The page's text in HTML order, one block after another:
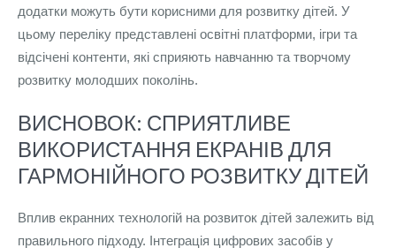
додатки можуть бути корисними для розвитку дітей. У
цьому переліку представлені освітні платформи, ігри та
відсічені контенти, які сприяють навчанню та творчому
розвитку молодших поколінь.
ВИСНОВОК: СПРИЯТЛИВЕ
ВИКОРИСТАННЯ ЕКРАНІВ ДЛЯ
ГАРМОНІЙНОГО РОЗВИТКУ ДІТЕЙ
Вплив екранних технологій на розвиток дітей залежить від
правильного підходу. Інтеграція цифрових засобів у